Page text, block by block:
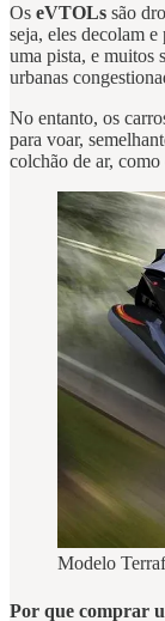
Os eVTOLs são
seja, eles decolam
uma pista, e muitos
urbanas
No entanto, os
para voar,
colchão de ar, como
Modelo
Por que comprar